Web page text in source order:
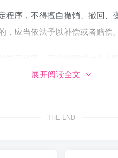
序，不得擅自撤销、撤回
应当依法予以补偿或者赔偿。
展开阅读全文
THE END